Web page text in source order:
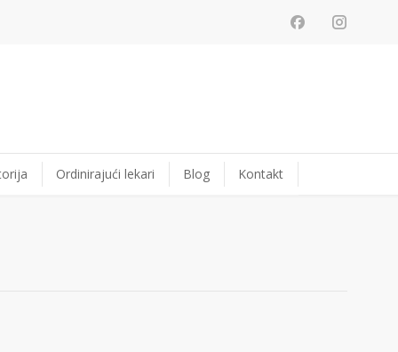
Ordinirajući lekari Blog Kontakt